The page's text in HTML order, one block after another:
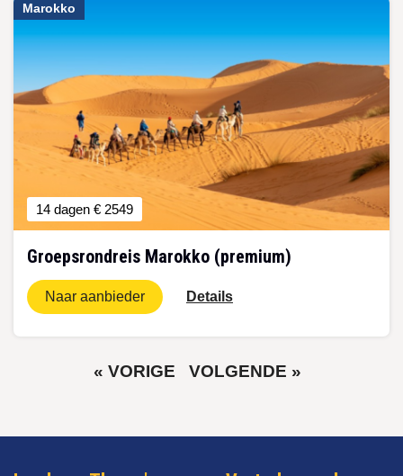
Marokko
14 dagen € 2549
Groepsrondreis Marokko (premium)
Naar aanbieder Details
VORIGE
« VORIGE
VOLGENDE
VOLGENDE »